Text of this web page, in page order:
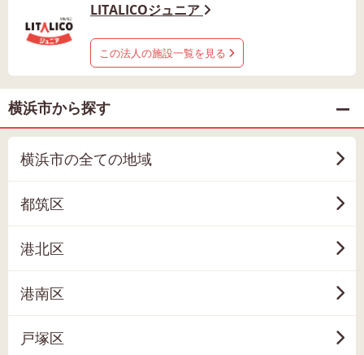
LITALICOジュニア
この法人の施設一覧を見る
横浜市から探す
横浜市の全ての地域
都筑区
港北区
港南区
戸塚区